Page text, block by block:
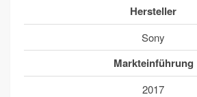
Hersteller
Sony
Markteinführung
2017